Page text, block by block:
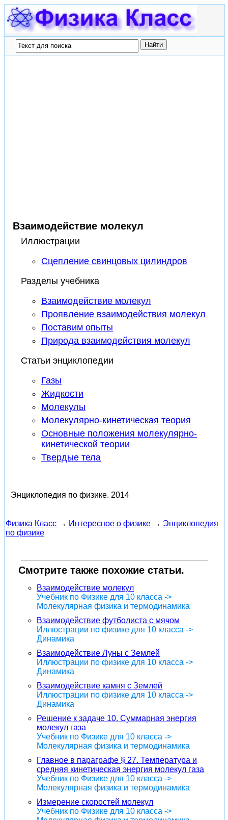
Взаимодействие молекул
Иллюстрации
Сцепление свинцовых цилиндров
Разделы учебника
Взаимодействие молекул
Проявление взаимодействия молекул
Поставим опыты
Природа взаимодействия молекул
Статьи энциклопедии
Газы
Жидкости
Молекулы
Молекулярно-кинетическая теория
Основные положения молекулярно-
кинетической теории
Твердые тела
Энциклопедия по физике. 2014
Физика Класс → Интересное о физике → Энциклопедия
по физике
Смотрите также похожие статьи.
Взаимодействие молекул
Учебник по Физике для 10 класса ->
Молекулярная физика и термодинамика
Взаимодействие футболиста с мячом
Иллюстрации по физике для 10 класса ->
Динамика
Взаимодействие Луны с Землей
Иллюстрации по физике для 10 класса ->
Динамика
Взаимодействие камня с Землей
Иллюстрации по физике для 10 класса ->
Динамика
Решение к задаче 10. Суммарная энергия
молекул газа
Учебник по Физике для 10 класса ->
Молекулярная физика и термодинамика
Главное в параграфе § 27. Температура и
средняя кинетическая энергия молекул газа
Учебник по Физике для 10 класса ->
Молекулярная физика и термодинамика
Измерение скоростей молекул
Учебник по Физике для 10 класса ->